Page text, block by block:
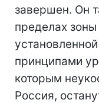
завершен. Он
пределах
принципами
которым
Россия,